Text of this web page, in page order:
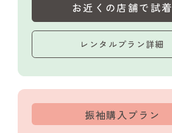
お近くの店舗で試着
レンタルプラン詳細
振袖購入プラン